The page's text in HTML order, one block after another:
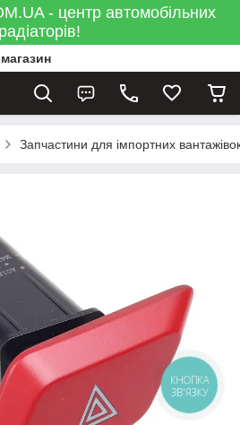
- центр автомобільних
радіаторів!
Запчастини для імпортних
КНОПКА
ЗВ'ЯЗКУ